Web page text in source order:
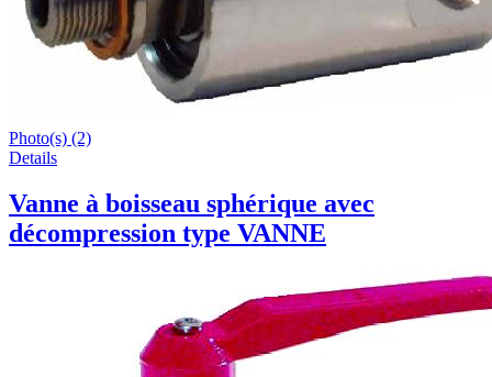
Photo(s) (2)
Details
Vanne à boisseau sphérique avec
décompression type VANNE